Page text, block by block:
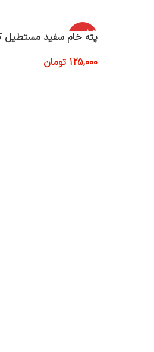
اتمام موج
ودی
پته خام سفید
125,000 تومان